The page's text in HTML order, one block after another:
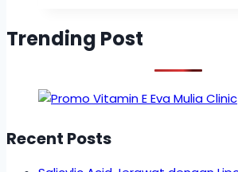
Trending Post
Recent Posts